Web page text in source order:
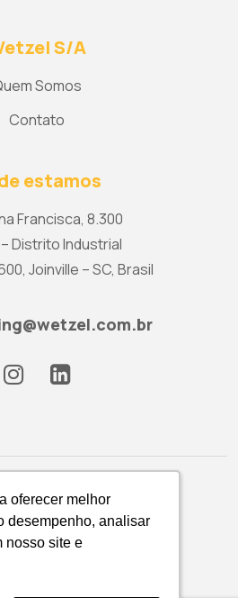
oferecer melhor
desempenho, analisar
nosso site e
oferecer melhor
desempenho, analisar
nosso site e
S/A
Somos
Contato
estamos
Francisca, 8.300
Distrito Industrial
Joinville – SC, Brasil
de Privacidade